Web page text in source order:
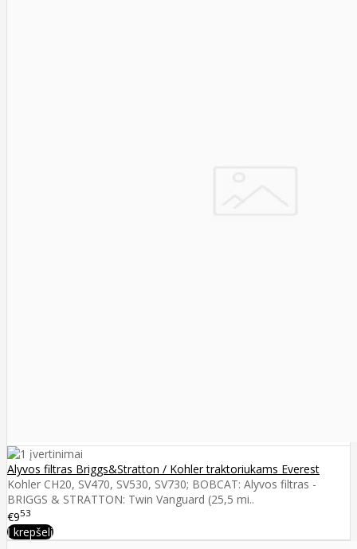
Alyvos filtras Briggs&Stratton / Kohler traktoriukams Everest
Kohler CH20, SV470, SV530, SV730; BOBCAT: Alyvos filtras -
BRIGGS & STRATTON: Twin Vanguard (25,5 mi..
€953
Į krepšelį